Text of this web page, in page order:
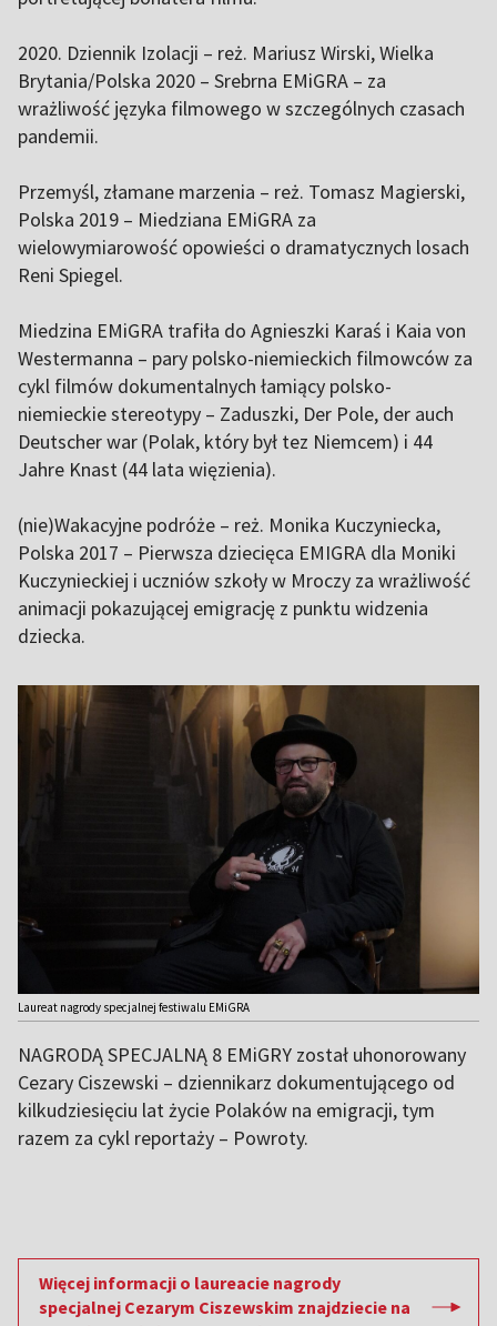
2020. Dziennik Izolacji – reż. Mariusz Wirski, Wielka
Brytania/Polska 2020 – Srebrna EMiGRA – za
wrażliwość języka filmowego w szczególnych czasach
pandemii.
Przemyśl, złamane marzenia – reż. Tomasz Magierski,
Polska 2019 – Miedziana EMiGRA za
wielowymiarowość opowieści o dramatycznych losach
Reni Spiegel.
Miedzina EMiGRA trafiła do Agnieszki Karaś i Kaia von
Westermanna – pary polsko-niemieckich filmowców za
cykl filmów dokumentalnych łamiący polsko-
niemieckie stereotypy – Zaduszki, Der Pole, der auch
Deutscher war (Polak, który był tez Niemcem) i 44
Jahre Knast (44 lata więzienia).
(nie)Wakacyjne podróże – reż. Monika Kuczyniecka,
Polska 2017 – Pierwsza dziecięca EMIGRA dla Moniki
Kuczynieckiej i uczniów szkoły w Mroczy za wrażliwość
animacji pokazującej emigrację z punktu widzenia
dziecka.
Laureat nagrody specjalnej festiwalu EMiGRA
NAGRODĄ SPECJALNĄ 8 EMiGRY został uhonorowany
Cezary Ciszewski – dziennikarz dokumentującego od
kilkudziesięciu lat życie Polaków na emigracji, tym
razem za cykl reportaży – Powroty.
Więcej informacji o laureacie nagrody
specjalnej Cezarym Ciszewskim znajdziecie na